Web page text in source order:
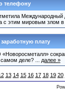
телефону
с этим мировым злом
плату
деле? ...
далее »
13 14 15 16 17 18 19 20